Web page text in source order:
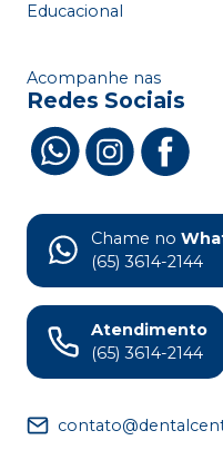
Educacional
Acompanhe nas
Redes Sociais
Chame no
(65) 3614-2144
Atendimento
(65) 3614-2144